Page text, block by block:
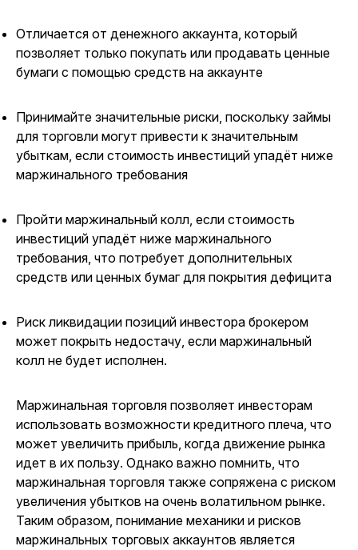
Отличается от денежного аккаунта, который
позволяет только покупать или продавать ценные
бумаги с помощью средств на аккаунте
Принимайте значительные риски, поскольку займы
для торговли могут привести к значительным
убыткам, если стоимость инвестиций упадёт ниже
маржинального требования
Пройти маржинальный колл, если стоимость
инвестиций упадёт ниже маржинального
требования, что потребует дополнительных
средств или ценных бумаг для покрытия дефицита
Риск ликвидации позиций инвестора брокером
может покрыть недостачу, если маржинальный
колл не будет исполнен.
Маржинальная торговля позволяет инвесторам
использовать возможности кредитного плеча, что
может увеличить прибыль, когда движение рынка
идет в их пользу. Однако важно помнить, что
маржинальная торговля также сопряжена с риском
увеличения убытков на очень волатильном рынке.
Таким образом, понимание механики и рисков
маржинальных торговых аккаунтов является